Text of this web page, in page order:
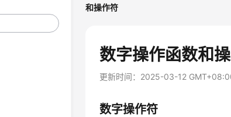
和操作符
数字操作函数和
更新时间： 2025-03-12
数字操作符